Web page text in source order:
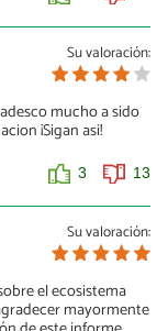
Su valoración:
mucho a sido
¡Sigan asi!
3 13
Su valoración:
el ecosistema
mayormente